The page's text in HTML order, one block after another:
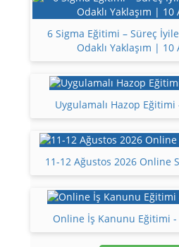
6 Sigma Eğitimi – Süreç
Odaklı Yaklaşım | 10
Uygulamalı Hazop
11-12 Ağustos 2026 Online
Online İş Kanunu Eğitimi -